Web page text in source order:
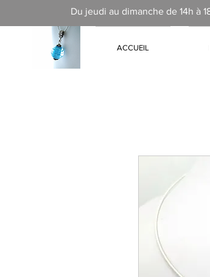
Du jeudi au dimanche de 14h à
ACCUEIL